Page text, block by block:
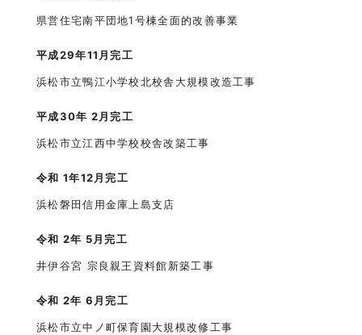
県営住宅南平団地1号棟全面的改善事業
平成29年11月完工
浜松市立鴨江小学校北校舎大規模改造工事
平成30年 2月完工
浜松市立江西中学校校舎改築工事
令和 1年12月完工
浜松磐田信用金庫上島支店
令和 2年 5月完工
井伊谷宮 宗良親王資料館新築工事
令和 2年 6月完工
浜松市立中ノ町保育園大規模改修工事